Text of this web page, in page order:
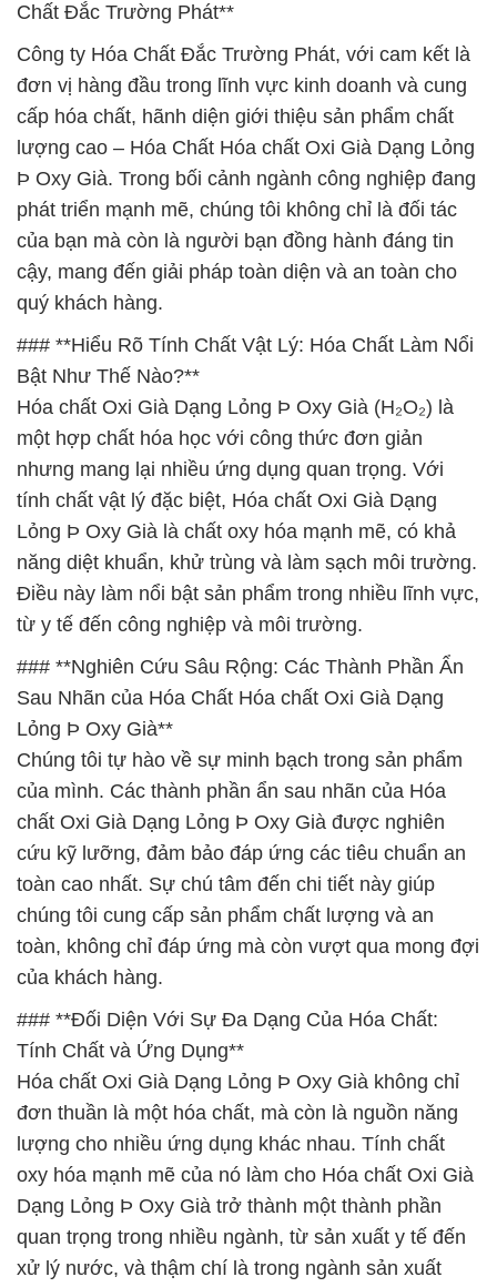
Chất Đắc Trường Phát**
Công ty Hóa Chất Đắc Trường Phát, với cam kết là
đơn vị hàng đầu trong lĩnh vực kinh doanh và cung
cấp hóa chất, hãnh diện giới thiệu sản phẩm chất
lượng cao – Hóa Chất Hóa chất Oxi Già Dạng Lỏng
Þ Oxy Già. Trong bối cảnh ngành công nghiệp đang
phát triển mạnh mẽ, chúng tôi không chỉ là đối tác
của bạn mà còn là người bạn đồng hành đáng tin
cậy, mang đến giải pháp toàn diện và an toàn cho
quý khách hàng.
### **Hiểu Rõ Tính Chất Vật Lý: Hóa Chất Làm Nổi
Bật Như Thế Nào?**
Hóa chất Oxi Già Dạng Lỏng Þ Oxy Già (H₂O₂) là
một hợp chất hóa học với công thức đơn giản
nhưng mang lại nhiều ứng dụng quan trọng. Với
tính chất vật lý đặc biệt, Hóa chất Oxi Già Dạng
Lỏng Þ Oxy Già là chất oxy hóa mạnh mẽ, có khả
năng diệt khuẩn, khử trùng và làm sạch môi trường.
Điều này làm nổi bật sản phẩm trong nhiều lĩnh vực,
từ y tế đến công nghiệp và môi trường.
### **Nghiên Cứu Sâu Rộng: Các Thành Phần Ẩn
Sau Nhãn của Hóa Chất Hóa chất Oxi Già Dạng
Lỏng Þ Oxy Già**
Chúng tôi tự hào về sự minh bạch trong sản phẩm
của mình. Các thành phần ẩn sau nhãn của Hóa
chất Oxi Già Dạng Lỏng Þ Oxy Già được nghiên
cứu kỹ lưỡng, đảm bảo đáp ứng các tiêu chuẩn an
toàn cao nhất. Sự chú tâm đến chi tiết này giúp
chúng tôi cung cấp sản phẩm chất lượng và an
toàn, không chỉ đáp ứng mà còn vượt qua mong đợi
của khách hàng.
### **Đối Diện Với Sự Đa Dạng Của Hóa Chất:
Tính Chất và Ứng Dụng**
Hóa chất Oxi Già Dạng Lỏng Þ Oxy Già không chỉ
đơn thuần là một hóa chất, mà còn là nguồn năng
lượng cho nhiều ứng dụng khác nhau. Tính chất
oxy hóa mạnh mẽ của nó làm cho Hóa chất Oxi Già
Dạng Lỏng Þ Oxy Già trở thành một thành phần
quan trọng trong nhiều ngành, từ sản xuất y tế đến
xử lý nước, và thậm chí là trong ngành sản xuất